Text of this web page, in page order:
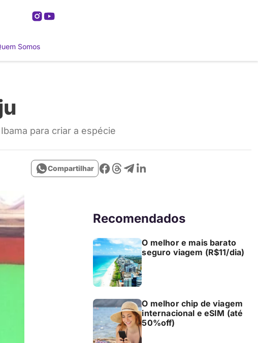
Somos
para criar a espécie
Compartilhar
Recomendados
O melhor e mais barato
seguro viagem (R$11/dia)
O melhor chip de viagem
internacional e eSIM (até
50%off)